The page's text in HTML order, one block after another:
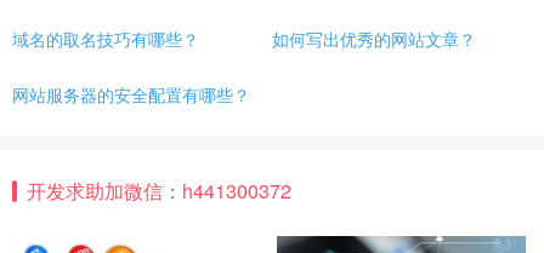
域名的取名技巧有哪些？ 如何写出优秀的网站文章？
网站服务器的安全配置有哪些？
开发求助加微信：h441300372